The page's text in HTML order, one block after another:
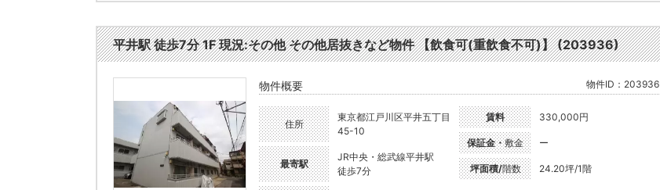
平井駅 徒歩7分 1F 現況:その他 その他居抜きなど物件 【飲食可(重飲食不可)】 (203936)
物件概要 物件ID：203936
住所
東京都江戸川区平井五丁目
45-10
最寄駅
JR中央・総武線平井駅
徒歩7分
賃料 330,000円
保証金・敷金 ー
坪面積/階数 24.20坪/1階